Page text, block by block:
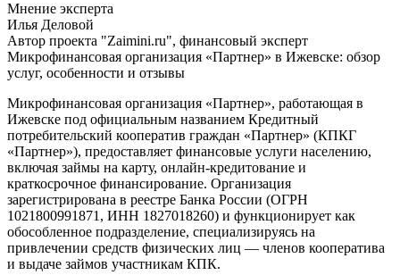
Мнение эксперта
Илья Деловой
Автор проекта "Zaimini.ru", финансовый эксперт
Микрофинансовая организация «Партнер» в Ижевске: обзор
услуг, особенности и отзывы
Микрофинансовая организация «Партнер», работающая в
Ижевске под официальным названием Кредитный
потребительский кооператив граждан «Партнер» (КПКГ
«Партнер»), предоставляет финансовые услуги населению,
включая займы на карту, онлайн-кредитование и
краткосрочное финансирование. Организация
зарегистрирована в реестре Банка России (ОГРН
1021800991871, ИНН 1827018260) и функционирует как
обособленное подразделение, специализируясь на
привлечении средств физических лиц — членов кооператива
и выдаче займов участникам КПК.